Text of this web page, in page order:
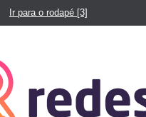
Ir para o rodapé [3]